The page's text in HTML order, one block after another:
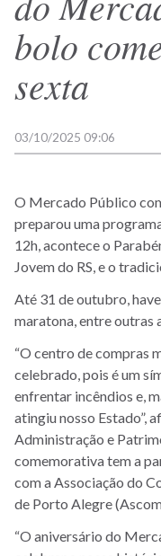
bolo
sexta
03/10/2025 09:06
O Mercado Público
preparou uma
12h, acontece o
Jovem do RS, e o
Até 31 de outubro,
maratona, entre outras
“O centro de compras
celebrado, pois é um
enfrentar incêndios e,
atingiu nosso Estado”,
Administração e
comemorativa tem a
com a Associação do
de Porto Alegre
“O aniversário do